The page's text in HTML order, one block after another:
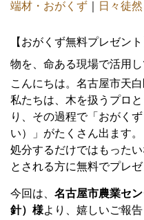
端材・おがくず
日々徒然
【おがくず無料プレゼン
物を、命ある現場で活用し
こんにちは。名古屋市天白
私たちは、木を扱うプロ
り、その過程で「おがく
い）」がたくさん出ます。
処分するだけではもった
とされる方に無料でプレゼ
今回は、 名古屋市農業セ
針）様より、嬉しいご報